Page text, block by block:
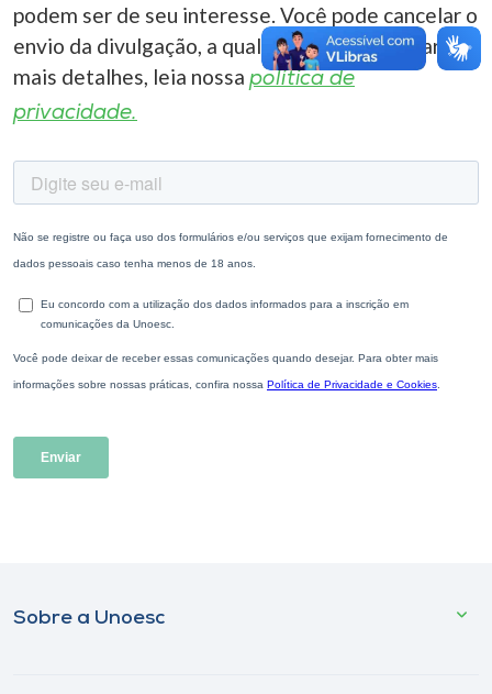
podem ser de seu interesse. Você pode cancelar o
envio da divulgação, a qualquer momento. Para
mais detalhes, leia nossa política de
privacidade.
Sobre a Unoesc